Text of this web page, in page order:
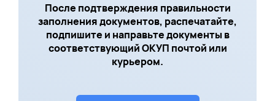
После подтверждения правильности
заполнения документов, распечатайте,
подпишите и направьте документы в
соответствующий ОКУП почтой или
курьером.